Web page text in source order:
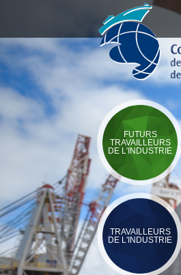
FUTURS
TRAVAILLEURS
DE L'INDUSTRIE
TRAVAILLEURS
DE L'INDUSTRIE